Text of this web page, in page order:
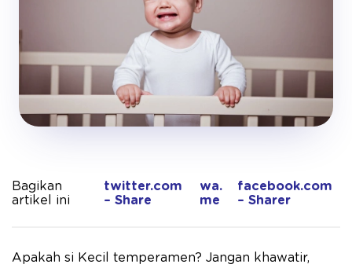
Bagikan
artikel ini
twitter.com
– Share
wa.
me
facebook.com
– Sharer
Apakah si Kecil temperamen? Jangan khawatir,